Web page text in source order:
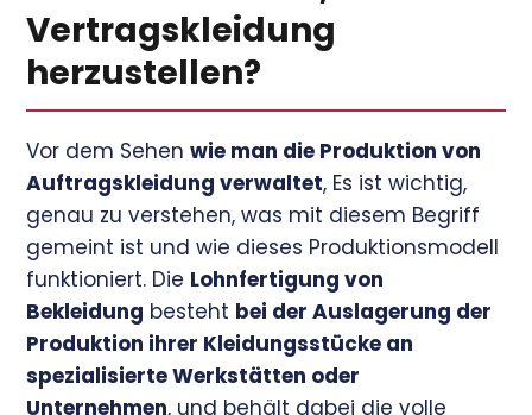
Vertragskleidung
herzustellen?
Vor dem Sehenwie man die Produktion von
Auftragskleidung verwaltet, Es ist wichtig,
genau zu verstehen, was mit diesem Begriff
gemeint ist und wie dieses Produktionsmodell
funktioniert. Die Lohnfertigung von
Bekleidung besteht bei der Auslagerung der
Produktion ihrer Kleidungsstücke an
spezialisierte Werkstätten oder
Unternehmen, und behält dabei die volle